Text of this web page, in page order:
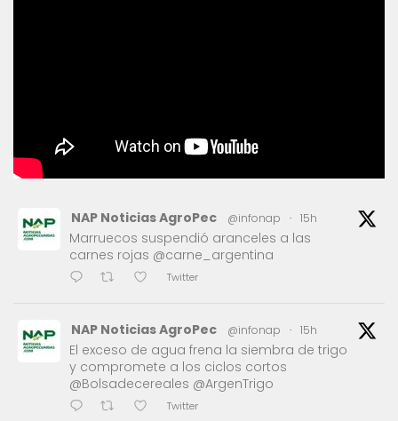
NAP Noticias AgroPec @infonap · 15h
Marruecos suspendió aranceles a las
carnes rojas @carne_argentina
Twitter
NAP Noticias AgroPec @infonap · 15h
El exceso de agua frena la siembra de trigo
y compromete a los ciclos cortos
@Bolsadecereales @ArgenTrigo
Twitter